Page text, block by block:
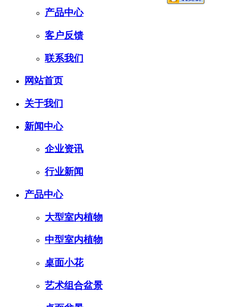
产品中心
客户反馈
联系我们
网站首页
关于我们
新闻中心
企业资讯
行业新闻
产品中心
大型室内植物
中型室内植物
桌面小花
艺术组合盆景